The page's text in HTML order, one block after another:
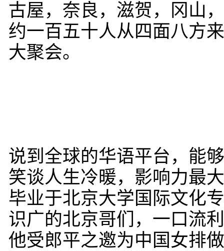
古屋，奈良，滋贺，冈山
约一百五十人从四面八方
大聚会。
说到全球的华语平台，能
笑谈人生冷暖，影响力最
毕业于北京大学国际文化
识广的北京哥们，一口流
他受郎平之邀为中国女排